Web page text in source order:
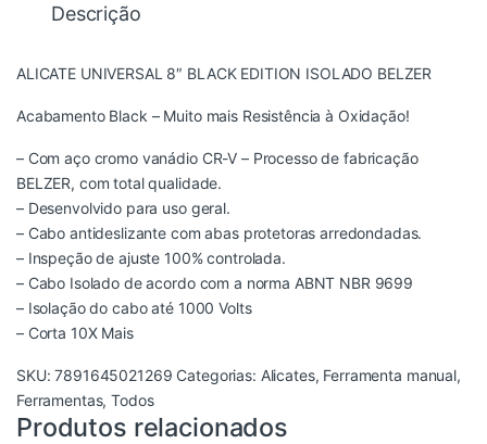
Descrição
ALICATE UNIVERSAL 8″ BLACK EDITION ISOLADO BELZER
Acabamento Black – Muito mais Resistência à Oxidação!
– Com aço cromo vanádio CR-V – Processo de fabricação
BELZER, com total qualidade.
– Desenvolvido para uso geral.
– Cabo antideslizante com abas protetoras arredondadas.
– Inspeção de ajuste 100% controlada.
– Cabo Isolado de acordo com a norma ABNT NBR 9699
– Isolação do cabo até 1000 Volts
– Corta 10X Mais
SKU:7891645021269 Categorias: Alicates, Ferramenta manual,
Ferramentas,Todos
Produtos relacionados